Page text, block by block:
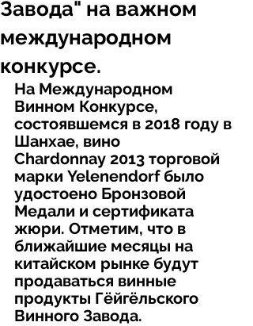
Завода" на важном
международном
конкурсе.
На Международном
Винном Конкурсе,
состоявшемся в 2018 году в
Шанхае, вино
Chardonnay 2013 торговой
марки Yelenendorf было
удостоено Бронзовой
Медали и сертификата
жюри. Отметим, что в
ближайшие месяцы на
китайском рынке будут
продаваться винные
продукты Гёйгёльского
Винного Завода.